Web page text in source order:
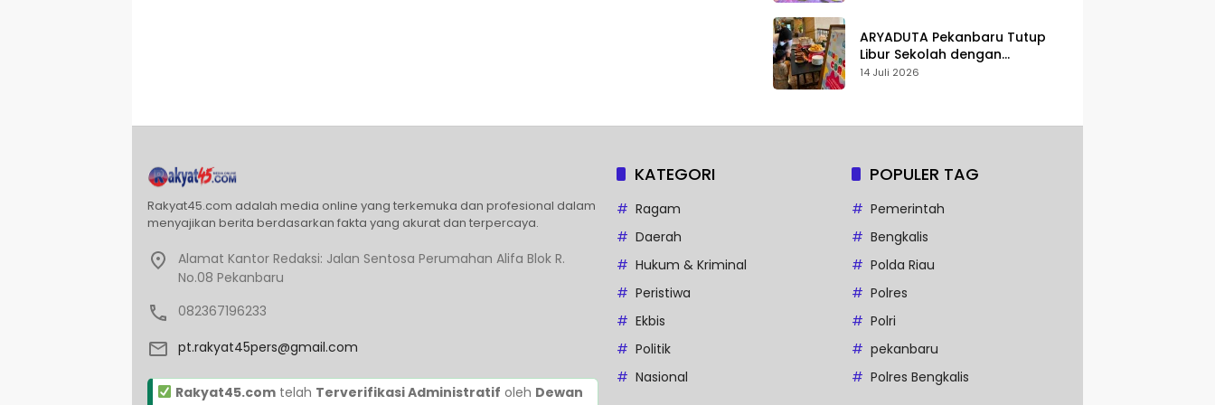
ARYADUTA Pekanbaru Tutup
Libur Sekolah dengan
Pengalaman Staycation
14 Juli 2026
Rakyat45.com adalah media online yang terkemuka dan profesional dalam
menyajikan berita berdasarkan fakta yang akurat dan terpercaya.
Alamat Kantor Redaksi: Jalan Sentosa Perumahan Alifa Blok R.
No.08 Pekanbaru
082367196233
pt.rakyat45pers@gmail.com
Rakyat45.comtelah Terverifikasi Administratif oleh Dewan
KATEGORI
Ragam
Daerah
Hukum & Kriminal
Peristiwa
Ekbis
Politik
Nasional
POPULER TAG
Pemerintah
Bengkalis
Polda Riau
Polres
Polri
pekanbaru
Polres Bengkalis